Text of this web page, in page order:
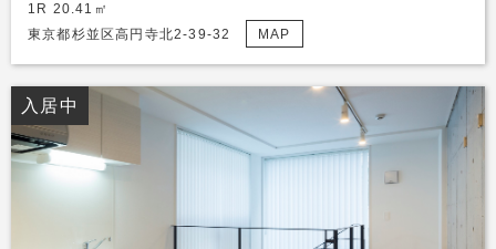
1R 20.41㎡
東京都杉並区高円寺北2-39-32
MAP
入居中